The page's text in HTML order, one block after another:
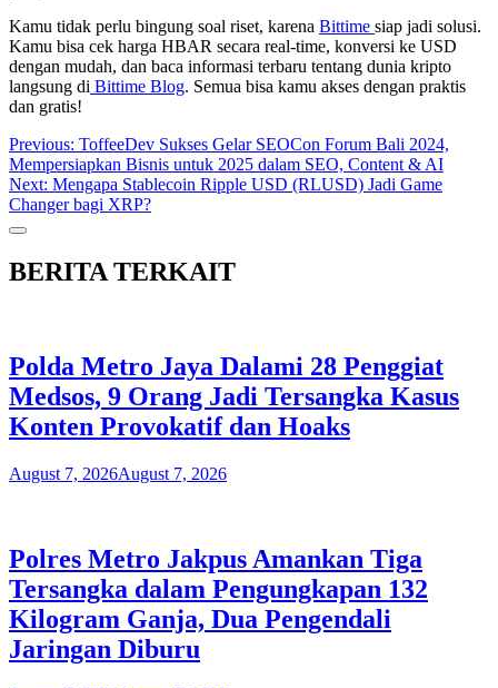
Kamu tidak perlu bingung soal riset, karena Bittime siap jadi solusi.
Kamu bisa cek harga HBAR secara real-time, konversi ke USD
dengan mudah, dan baca informasi terbaru tentang dunia kripto
langsung di Bittime Blog. Semua bisa kamu akses dengan praktis
dan gratis!
Post
navigation
Previous: ToffeeDev Sukses Gelar SEOCon Forum Bali 2024,
Mempersiapkan Bisnis untuk 2025 dalam SEO, Content & AI
Next: Mengapa Stablecoin Ripple USD (RLUSD) Jadi Game
Changer bagi XRP?
BERITA TERKAIT
Polda Metro Jaya Dalami 28 Penggiat
Medsos, 9 Orang Jadi Tersangka Kasus
Konten Provokatif dan Hoaks
August 7, 2026August 7, 2026
Polres Metro Jakpus Amankan Tiga
Tersangka dalam Pengungkapan 132
Kilogram Ganja, Dua Pengendali
Jaringan Diburu